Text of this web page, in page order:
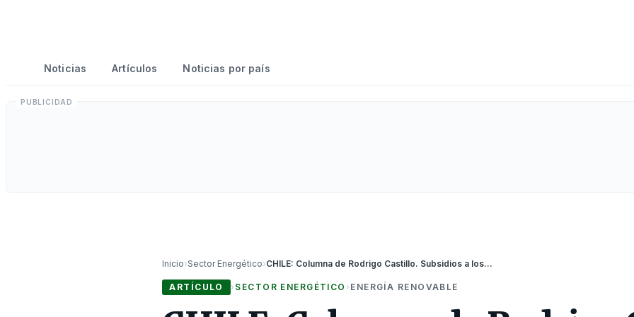
Noticias Artículos Noticias por país
Inicio›Sector Energético› CHILE: Columna de Rodrigo Castillo. Subsidios a los PMGD: Un nudo crítico en la transición energética de Chile
ARTÍCULO › SECTOR ENERGÉTICO › ENERGÍA RENOVABLE